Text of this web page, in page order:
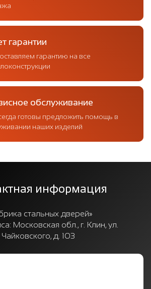
гарантии
гарантию на все
обслуживание
готовы предложить помощь в
наших изделий
информация
стальных дверей»
Московская обл., г. Клин, ул.
Чайковского, д. 103